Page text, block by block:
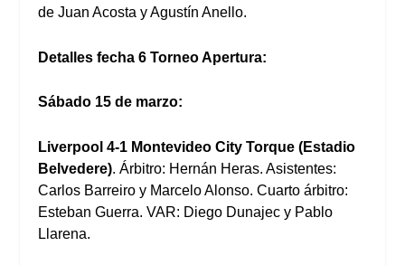
de Juan Acosta y Agustín Anello.
Detalles fecha 6 Torneo Apertura:
Sábado 15 de marzo:
Liverpool 4-1 Montevideo City Torque (Estadio
Belvedere). Árbitro: Hernán Heras. Asistentes:
Carlos Barreiro y Marcelo Alonso. Cuarto árbitro:
Esteban Guerra. VAR: Diego Dunajec y Pablo
Llarena.